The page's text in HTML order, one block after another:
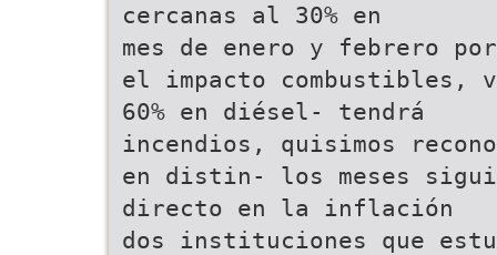
cercanas al 30% en
mes de enero y febrero
el impacto combustibles,
60% en diésel- tendrá
incendios, quisimos
en distin- los meses
directo en la inflación
dos instituciones que